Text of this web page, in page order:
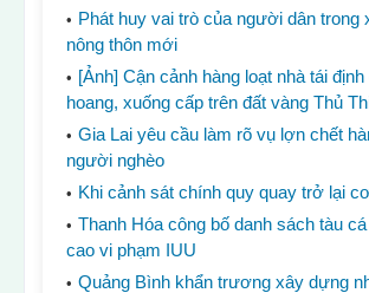
Phát huy vai trò của người dân trong
nông thôn mới
[Ảnh] Cận cảnh hàng loạt nhà tái
hoang, xuống cấp trên đất vàng Thủ
Gia Lai yêu cầu làm rõ vụ lợn chết
người nghèo
Khi cảnh sát chính quy quay trở lại
Thanh Hóa công bố danh sách tàu
cao vi phạm IUU
Quảng Bình khẩn trương xây dựng